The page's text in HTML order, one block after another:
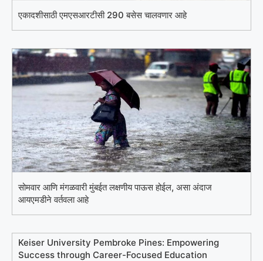
एकादशीसाठी एमएसआरटीसी 290 बसेस चालवणार आहे
सोमवार आणि मंगळवारी मुंबईत लक्षणीय पाऊस होईल, असा अंदाज
आयएमडीने वर्तवला आहे
Keiser University Pembroke Pines: Empowering
Success through Career-Focused Education